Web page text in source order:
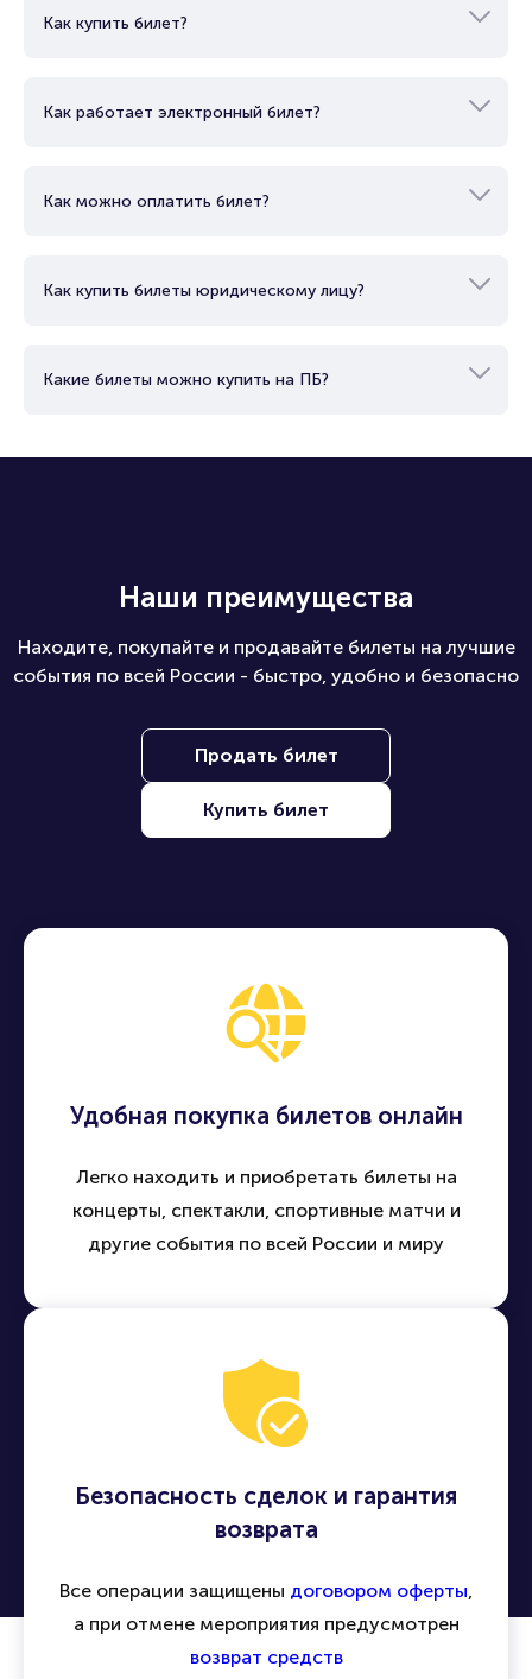
Как купить билет?
Как работает электронный билет?
Как можно оплатить билет?
Как купить билеты юридическому лицу?
Какие билеты можно купить на ПБ?
Наши преимущества
Находите, покупайте и продавайте билеты на лучшие
события по всей России - быстро, удобно и безопасно
Продать билет
Купить билет
Удобная покупка билетов онлайн
Легко находить и приобретать билеты на
концерты, спектакли, спортивные матчи и
другие события по всей России и миру
Безопасность сделок и гарантия
возврата
Все операции защищены договором оферты,
а при отмене мероприятия предусмотрен
возврат средств